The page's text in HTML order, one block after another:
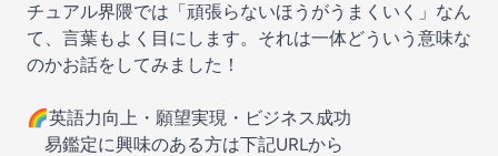
チュアル界隈では「頑張らないほうがうまくいく」なん
て、言葉もよく目にします。それは一体どういう意味な
のかお話をしてみました！
🌈英語力向上・願望実現・ビジネス成功
易鑑定に興味のある方は下記URLから